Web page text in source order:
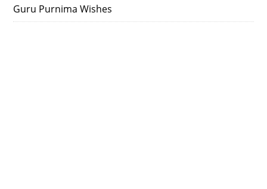
Guru Purnima Wishes